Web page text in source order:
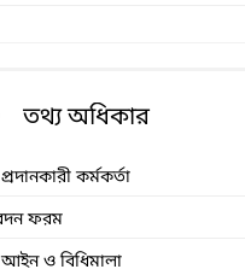
তথ্য অধিকার
কর্মকর্তা
ফরম
ও বিধিমালা